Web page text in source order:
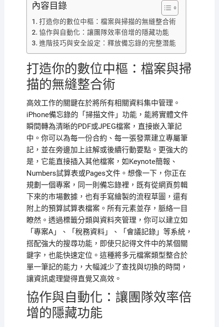
內容目錄
打造你的數位中樞：檔案與掃描的無縫整合術
協作與自動化：讓團隊效率倍增的隱藏功能
進階技巧與安全設定：釋放備忘錄的完整潛能
打造你的數位中樞：檔案與掃
描的無縫整合術
高效工作的關鍵在於將所有相關資料集中管理。
iPhone備忘錄的「掃描文件」功能，能將實體文件
瞬間轉為清晰的PDF或JPEG檔案，直接嵌入筆記
中。你可以為每一份合約、每一張發票建立專屬筆
記，並在旁邊加上註解或後續行動要點。更強大的
是，它能直接插入其他檔案，如Keynote簡報、
Numbers試算表或Pages文件。想像一下，你正在
規劃一個專案，同一則備忘錄裡，既有從網頁剪輯
下來的市場數據，也有手寫繪製的流程草圖，還有
附上的預算試算表檔案。所有元素並存，脈絡一目
瞭然。透過標籤分類與資料夾管理，你可以建立如
「專案A」、「稅務資料」、「會議記錄」等系統，
搭配強大的搜尋功能，即使只記得文件中的某個關
鍵字，也能快速定位。這種將多元檔案類型整合於
單一筆記的能力，大幅減少了查找與切換的時間，
讓資訊處理變得直覺又高效。
協作與自動化：讓團隊效率倍
增的隱藏功能